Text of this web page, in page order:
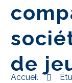
de
Accueil